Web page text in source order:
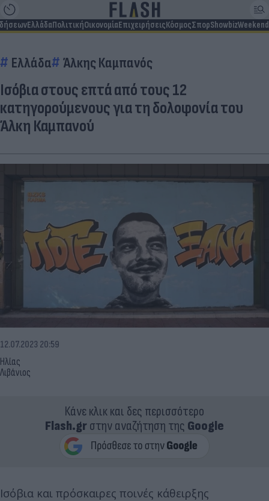
ΕλλάδαΠολιτικήΟικονομίαΕπιχειρήσειςΚόσμοςΣπορShowbizWeekend
Ελλάδα Άλκης Καμπανός
Ισόβια στους επτά από τους 12
κατηγορούμενους για τη δολοφονία του
Άλκη Καμπανού
Ηλίας
Λιβάνιος
12.07.2023 20:59
Κάνε κλικ και δες περισσότερο
Flash.grστην αναζήτηση της Google
Ισόβια και πρόσκαιρες ποινές κάθειρξης